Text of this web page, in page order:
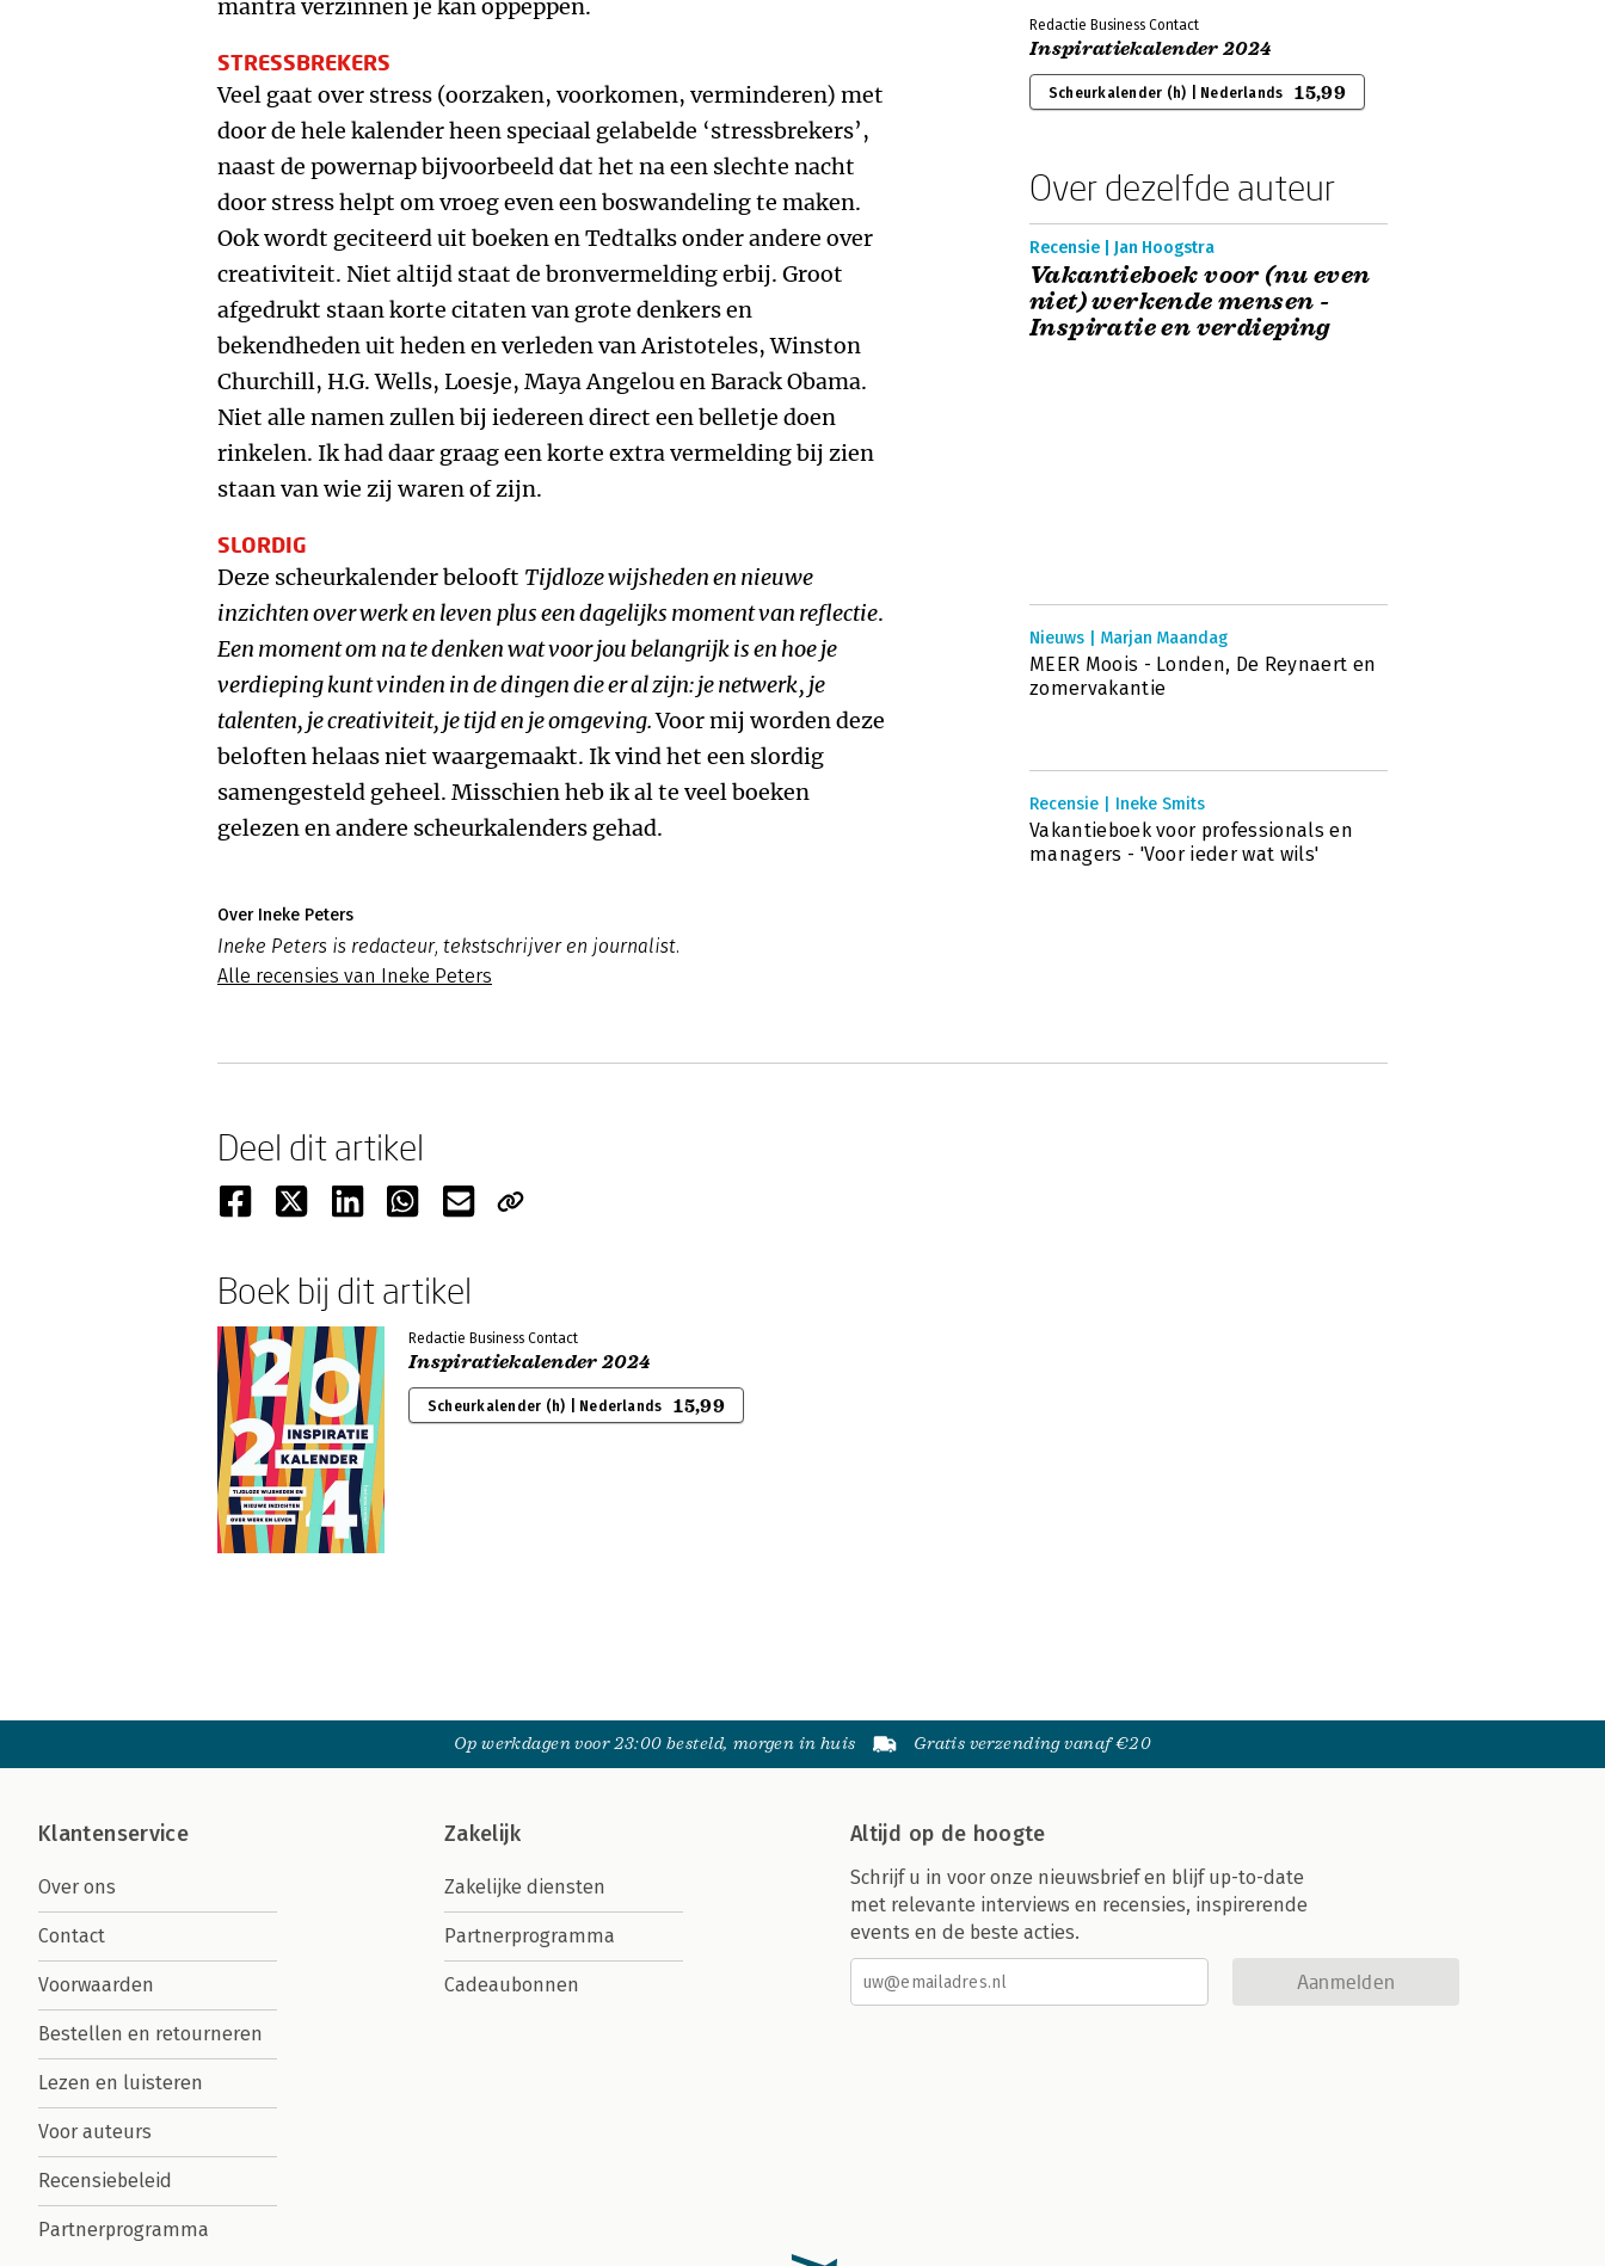
mantra verzinnen je kan oppeppen.
STRESSBREKERS
Veel gaat over stress (oorzaken, voorkomen, verminderen) met
door de hele kalender heen speciaal gelabelde ‘stressbrekers’,
naast de powernap bijvoorbeeld dat het na een slechte nacht
door stress helpt om vroeg even een boswandeling te maken.
Ook wordt geciteerd uit boeken en Tedtalks onder andere over
creativiteit. Niet altijd staat de bronvermelding erbij. Groot
afgedrukt staan korte citaten van grote denkers en
bekendheden uit heden en verleden van Aristoteles, Winston
Churchill, H.G. Wells, Loesje, Maya Angelou en Barack Obama.
Niet alle namen zullen bij iedereen direct een belletje doen
rinkelen. Ik had daar graag een korte extra vermelding bij zien
staan van wie zij waren of zijn.
SLORDIG
Deze scheurkalender belooft Tijdloze wijsheden en nieuwe
inzichten over werk en leven plus een dagelijks moment van reflectie.
Een moment om na te denken wat voor jou belangrijk is en hoe je
verdieping kunt vinden in de dingen die er al zijn: je netwerk, je
talenten, je creativiteit, je tijd en je omgeving.Voor mij worden deze
beloften helaas niet waargemaakt. Ik vind het een slordig
samengesteld geheel. Misschien heb ik al te veel boeken
gelezen en andere scheurkalenders gehad.
Over Ineke Peters
Ineke Peters is redacteur, tekstschrijver en journalist.
Alle recensies van Ineke Peters
Redactie Business Contact
Inspiratiekalender 2024
Scheurkalender (h) | Nederlands 15,99
Over dezelfde auteur
Recensie | Jan Hoogstra
Vakantieboek voor (nu even
niet) werkende mensen -
Inspiratie en verdieping
Nieuws | Marjan Maandag
MEER Moois - Londen, De Reynaert en
zomervakantie
Recensie | Ineke Smits
Vakantieboek voor professionals en
managers - 'Voor ieder wat wils'
Deel dit artikel
Boek bij dit artikel
Redactie Business Contact
Inspiratiekalender 2024
Scheurkalender (h) | Nederlands 15,99
Op werkdagen voor 23:00 besteld, morgen in huis Gratis verzending vanaf €20
Klantenservice
Over ons
Contact
Voorwaarden
Bestellen en retourneren
Lezen en luisteren
Voor auteurs
Recensiebeleid
Partnerprogramma
Zakelijk
Zakelijke diensten
Partnerprogramma
Cadeaubonnen
Altijd op de hoogte
Schrijf u in voor onze nieuwsbrief en blijf up-to-date
met relevante interviews en recensies, inspirerende
events en de beste acties.
Aanmelden